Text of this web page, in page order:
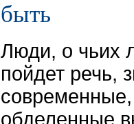
быть
Люди, о чьих
пойдет речь,
обделенные